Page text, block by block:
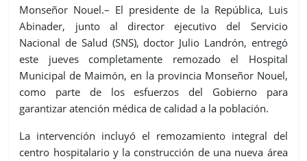
Monseñor Nouel.– El presidente de la República, Luis
Abinader, junto al director ejecutivo del Servicio
Nacional de Salud (SNS), doctor Julio Landrón, entregó
este jueves completamente remozado el Hospital
Municipal de Maimón, en la provincia Monseñor Nouel,
como parte de los esfuerzos del Gobierno para
garantizar atención médica de calidad a la población.
La intervención incluyó el remozamiento integral del
centro hospitalario y la construcción de una nueva área